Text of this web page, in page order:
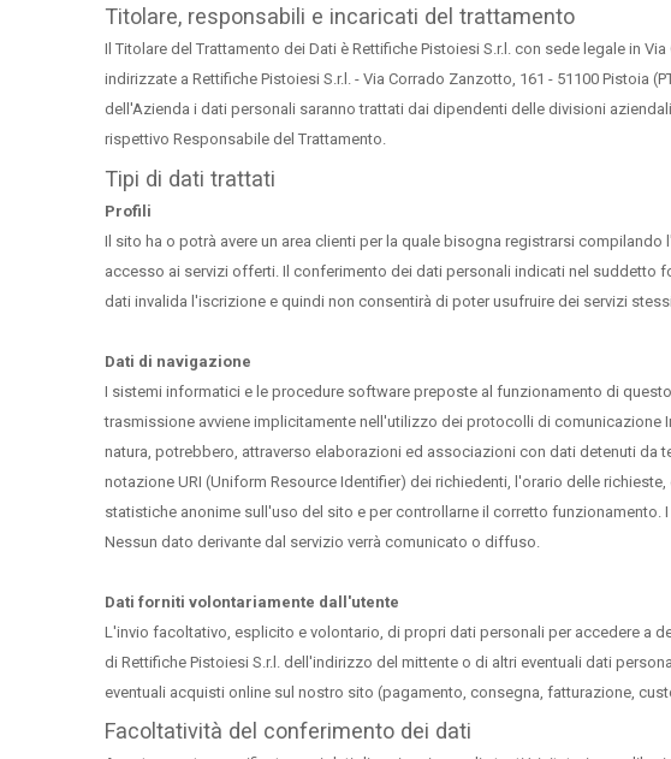
Titolare, responsabili e incaricati del trattamento
Il Titolare del Trattamento dei Dati è Rettifiche Pistoiesi S.r.l. con sede legale in
indirizzate a Rettifiche Pistoiesi S.r.l. - Via Corrado Zanzotto, 161 - 51100
dell'Azienda i dati personali saranno trattati dai dipendenti delle divisioni
rispettivo Responsabile del Trattamento.
Tipi di dati trattati
Profili
Il sito ha o potrà avere un area clienti per la quale bisogna registrarsi
accesso ai servizi offerti. Il conferimento dei dati personali indicati nel suddetto
dati invalida l'iscrizione e quindi non consentirà di poter usufruire dei servizi stessi.
Dati di navigazione
I sistemi informatici e le procedure software preposte al funzionamento di
trasmissione avviene implicitamente nell'utilizzo dei protocolli di
natura, potrebbero, attraverso elaborazioni ed associazioni con dati detenuti da
notazione URI (Uniform Resource Identifier) dei richiedenti, l'orario delle
statistiche anonime sull'uso del sito e per controllarne il corretto
Nessun dato derivante dal servizio verrà comunicato o diffuso.
Dati forniti volontariamente dall'utente
L'invio facoltativo, esplicito e volontario, di propri dati personali per accedere a
di Rettifiche Pistoiesi S.r.l. dell'indirizzo del mittente o di altri eventuali dati
eventuali acquisti online sul nostro sito (pagamento, consegna, fatturazione,
Facoltatività del conferimento dei dati